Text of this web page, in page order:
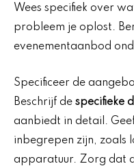
Wees specifiek over
probleem je oplost.
evenementaanbod
Specificeer de
Beschrijf de specifieke
aanbiedt in detail.
inbegrepen zijn, zoals
apparatuur. Zorg dat